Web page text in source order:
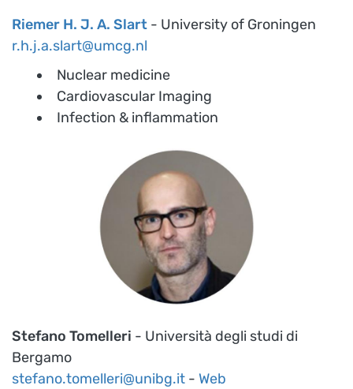
Riemer H. J. A. Slart - University of Groningen
r.h.j.a.slart@umcg.nl
Nuclear medicine
Cardiovascular Imaging
Infection & inflammation
Stefano Tomelleri - Università degli studi di
Bergamo
stefano.tomelleri@unibg.it - Web